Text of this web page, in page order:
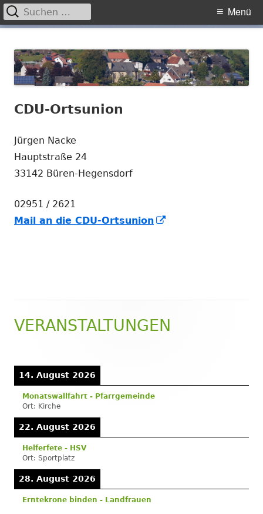
zum
Inhalt
Primäres
Menü
Suchen
nach:
CDU-Ortsunion
Jürgen Nacke
Hauptstraße 24
33142 Büren-Hegensdorf
02951 / 2621
Mail an die CDU-Ortsunion
Haupt-
VERANSTALTUNGEN
14. August 2026
Monatswallfahrt - Pfarrgemeinde
Ort: Kirche
22. August 2026
Helferfete - HSV
Ort: Sportplatz
28. August 2026
Erntekrone binden - Landfrauen